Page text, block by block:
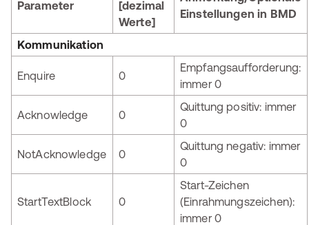
Parameter
[dezimal
Werte]
Einstellungen in BMD
Kommunikation
Enquire 0
Empfangsaufforderung:
immer 0
Acknowledge 0
Quittung positiv: immer
0
NotAcknowledge 0
Quittung negativ: immer
0
StartTextBlock 0
Start-Zeichen
(Einrahmungszeichen):
immer 0